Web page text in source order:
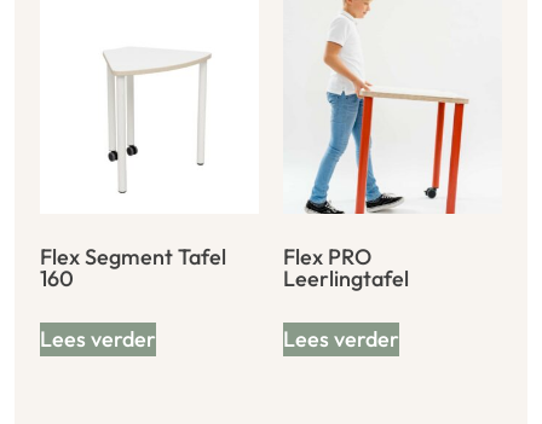
Flex Segment Tafel
160
Lees verder
Flex PRO
Leerlingtafel
Lees verder